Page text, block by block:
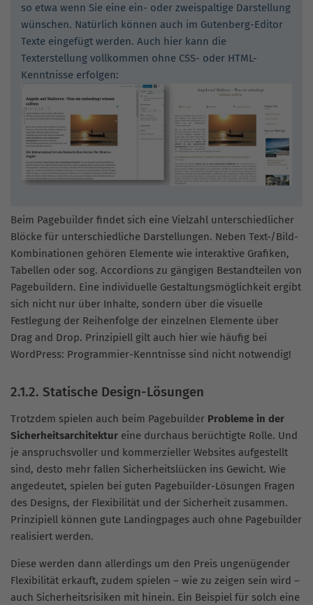
so etwa wenn Sie eine ein- oder zweispaltige Darstellung
wünschen. Natürlich können auch im Gutenberg-Editor
Texte eingefügt werden. Auch hier kann die
Texterstellung vollkommen ohne CSS- oder HTML-
Kenntnisse erfolgen:
Beim Pagebuilder findet sich eine Vielzahl unterschiedlicher
Blöcke für unterschiedliche Darstellungen. Neben Text-/Bild-
Kombinationen gehören Elemente wie interaktive Grafiken,
Tabellen oder sog. Accordions zu gängigen Bestandteilen von
Pagebuildern. Eine individuelle Gestaltungsmöglichkeit ergibt
sich nicht nur über Inhalte, sondern über die visuelle
Festlegung der Reihenfolge der einzelnen Elemente über
Drag and Drop. Prinzipiell gilt auch hier wie häufig bei
WordPress: Programmier-Kenntnisse sind nicht notwendig!
2.1.2. Statische Design-Lösungen
Trotzdem spielen auch beim Pagebuilder Probleme in der
Sicherheitsarchitektur eine durchaus berüchtigte Rolle. Und
je anspruchsvoller und kommerzieller Websites aufgestellt
sind, desto mehr fallen Sicherheitslücken ins Gewicht. Wie
angedeutet, spielen bei guten Pagebuilder-Lösungen Fragen
des Designs, der Flexibilität und der Sicherheit zusammen.
Prinzipiell können gute Landingpages auch ohne Pagebuilder
realisiert werden.
Diese werden dann allerdings um den Preis ungenügender
Flexibilität erkauft, zudem spielen – wie zu zeigen sein wird –
auch Sicherheitsrisiken mit hinein. Ein Beispiel für solch eine